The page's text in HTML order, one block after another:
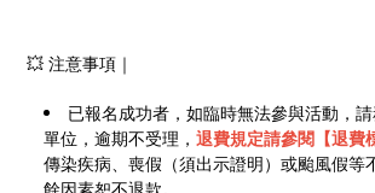
💥 注意事項｜
已報名成功者，如臨時無法參與活動，
單位，逾期不受理，退費規定請參閱【退費
傳染疾病、喪假（須出示證明）或颱風假等
餘因素恕不退款。